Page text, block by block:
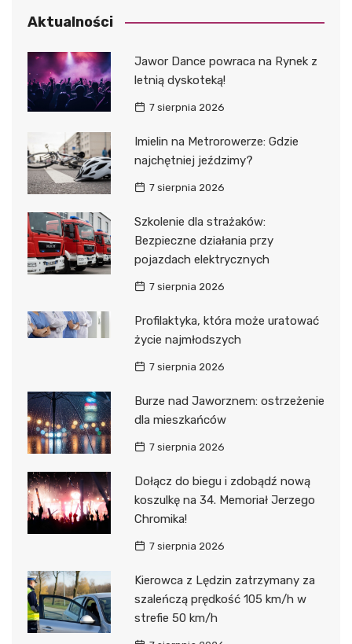
Aktualności
Jawor Dance powraca na Rynek z
letnią dyskoteką!
7 sierpnia 2026
Imielin na Metrorowerze: Gdzie
najchętniej jeździmy?
7 sierpnia 2026
Szkolenie dla strażaków:
Bezpieczne działania przy
pojazdach elektrycznych
7 sierpnia 2026
Profilaktyka, która może uratować
życie najmłodszych
7 sierpnia 2026
Burze nad Jaworznem: ostrzeżenie
dla mieszkańców
7 sierpnia 2026
Dołącz do biegu i zdobądź nową
koszulkę na 34. Memoriał Jerzego
Chromika!
7 sierpnia 2026
Kierowca z Lędzin zatrzymany za
szaleńczą prędkość 105 km/h w
strefie 50 km/h